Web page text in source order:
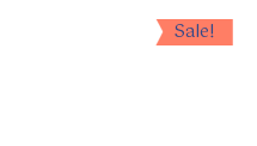
Sale!